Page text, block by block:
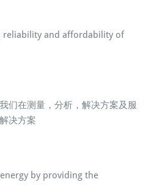
reliability and affordability of
们在测量，分析，解决方案及服
决方案
by providing the